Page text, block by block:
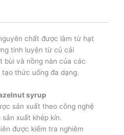
chất được làm từ hạt
tinh luyện từ củ cải
bùi và nồng nàn của các
thức uống đa dạng.
syrup
sản xuất theo công nghệ
xuất khép kín.
được kiểm tra nghiêm